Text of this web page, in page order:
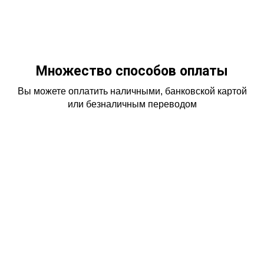
Множество способов оплаты
Вы можете оплатить наличными, банковской картой
или безналичным переводом